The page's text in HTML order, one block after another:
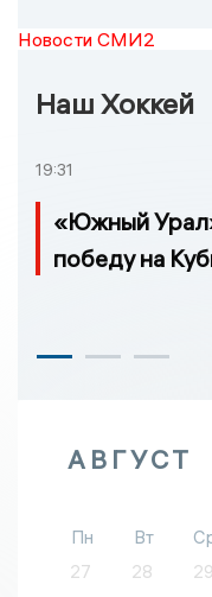
Новости СМИ2
Наш Хоккей
19:31
«Южный
победу на
АВГУСТ
Пн Вт
27
28 29